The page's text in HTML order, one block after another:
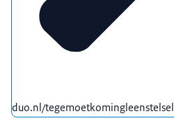
duo.nl/tegemoetkomingleenstelsel